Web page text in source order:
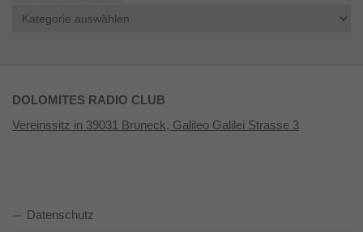
DOLOMITES RADIO CLUB
Vereinssitz in 39031 Bruneck, Galileo Galilei Strasse 3
Datenschutz